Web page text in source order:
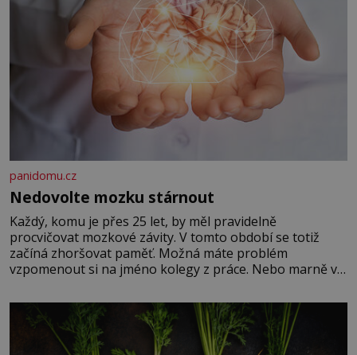
panidomu.cz
Nedovolte mozku stárnout
Každý, komu je přes 25 let, by měl pravidelně
procvičovat mozkové závity. V tomto období se totiž
začíná zhoršovat paměť. Možná máte problém
vzpomenout si na jméno kolegy z práce. Nebo marně v
Je to opravdu tak, s věkem jako kdyby se paměť
rozhodla stávkovat. Cvičte